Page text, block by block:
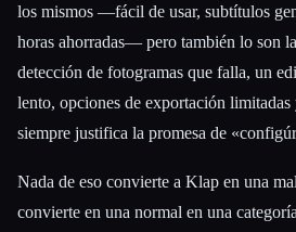
los mismos —fácil de usar, subtítulos
horas ahorradas— pero también lo son
detección de fotogramas que falla, un
lento, opciones de exportación
siempre justifica la promesa de
Nada de eso convierte a Klap en una
convierte en una normal en una